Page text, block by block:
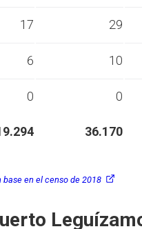
17 29
6 10
0 0
36.170
en el censo de 2018